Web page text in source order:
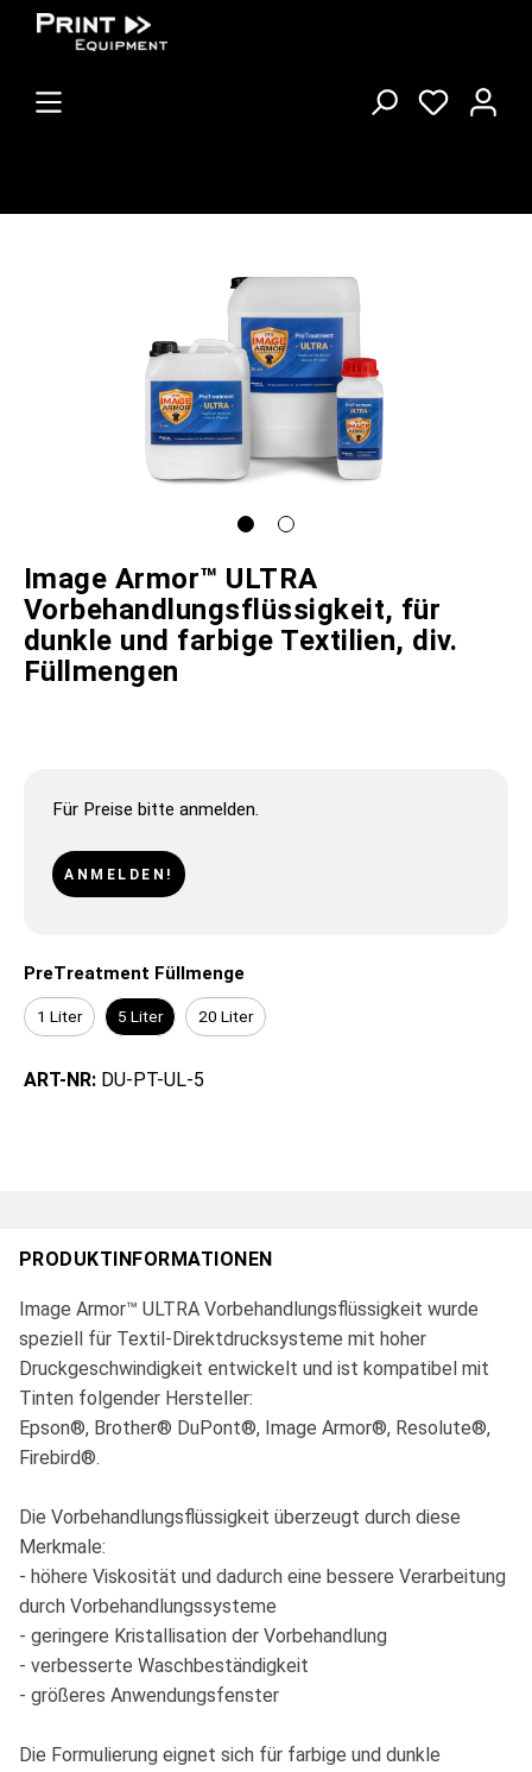
Image Armor™ ULTRA
Vorbehandlungsflüssigkeit, für
dunkle und farbige Textilien, div.
Füllmengen
Für Preise bitte anmelden.
ANMELDEN!
PreTreatment Füllmenge
1 Liter 5 Liter 20 Liter
ART-NR: DU-PT-UL-5
PRODUKTINFORMATIONEN
Image Armor™ ULTRA Vorbehandlungsflüssigkeit wurde
speziell für Textil-Direktdrucksysteme mit hoher
Druckgeschwindigkeit entwickelt und ist kompatibel mit
Tinten folgender Hersteller:
Epson®, Brother® DuPont®, Image Armor®, Resolute®,
Firebird®.
Die Vorbehandlungsflüssigkeit überzeugt durch diese
Merkmale:
- höhere Viskosität und dadurch eine bessere Verarbeitung
durch Vorbehandlungssysteme
- geringere Kristallisation der Vorbehandlung
- verbesserte Waschbeständigkeit
- größeres Anwendungsfenster
Die Formulierung eignet sich für farbige und dunkle